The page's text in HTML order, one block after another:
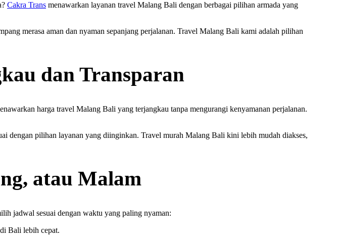
Cakra Trans menawarkan layanan travel Malang Bali dengan berbagai pilihan armada yang
merasa aman dan nyaman sepanjang perjalanan. Travel Malang Bali kami adalah pilihan
dan Transparan
harga travel Malang Bali yang terjangkau tanpa mengurangi kenyamanan perjalanan.
dengan pilihan layanan yang diinginkan. Travel murah Malang Bali kini lebih mudah diakses,
atau Malam
jadwal sesuai dengan waktu yang paling nyaman:
Bali lebih cepat.